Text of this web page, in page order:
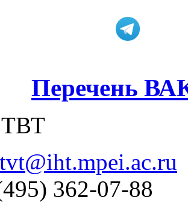
Перечень
tvt@iht.mpei.ac.ru
362-07-88